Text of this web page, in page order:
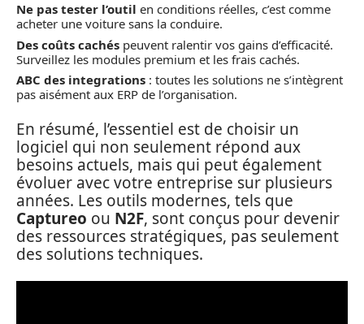
Ne pas tester l’outil en conditions réelles, c’est comme
acheter une voiture sans la conduire.
Des coûts cachés peuvent ralentir vos gains d’efficacité.
Surveillez les modules premium et les frais cachés.
ABC des integrations : toutes les solutions ne s’intègrent
pas aisément aux ERP de l’organisation.
En résumé, l’essentiel est de choisir un
logiciel qui non seulement répond aux
besoins actuels, mais qui peut également
évoluer avec votre entreprise sur plusieurs
années. Les outils modernes, tels que
Captureo ou N2F, sont conçus pour devenir
des ressources stratégiques, pas seulement
des solutions techniques.